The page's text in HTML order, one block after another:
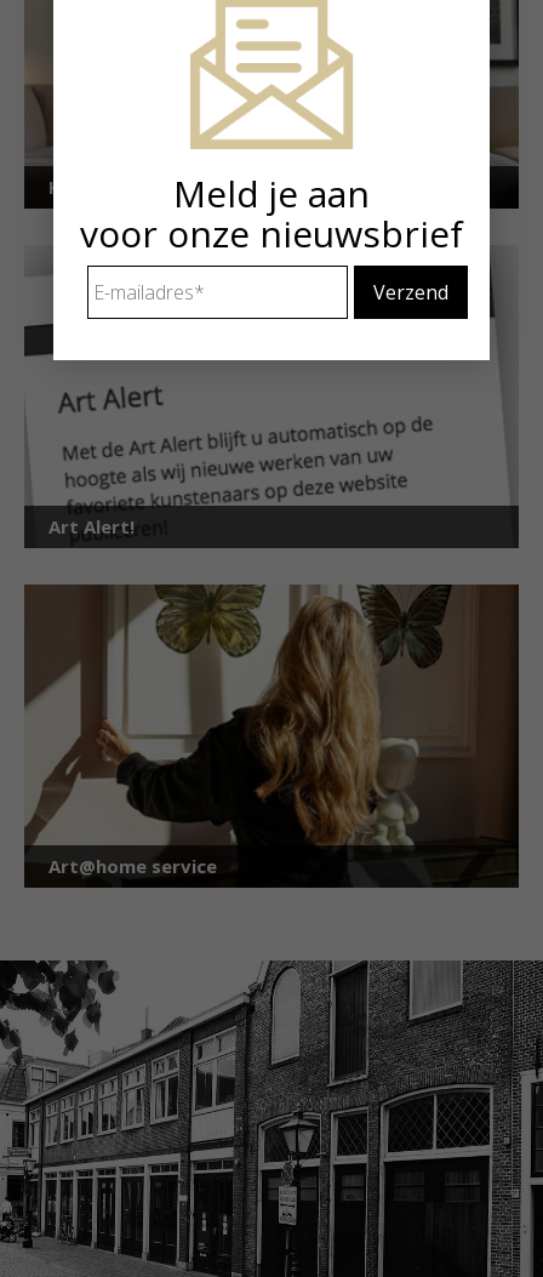
Kunstuitleen voor particulieren
Art Alert!
Art@home service
Meld je aan
voor onze nieuwsbrief
mailadres *